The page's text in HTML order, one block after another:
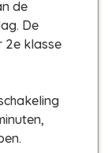
de
De
2e klasse